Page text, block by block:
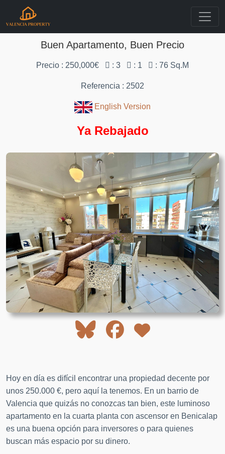
Buen Apartamento, Buen Precio
Precio : 250,000€ : 3 : 1 : 76 Sq.M
Referencia : 2502
English Version
Ya Rebajado
Hoy en día es difícil encontrar una propiedad decente por
unos 250.000 €, pero aquí la tenemos. En un barrio de
Valencia que quizás no conozcas tan bien, este luminoso
apartamento en la cuarta planta con ascensor en Benicalap
es una buena opción para inversores o para quienes
buscan más espacio por su dinero.